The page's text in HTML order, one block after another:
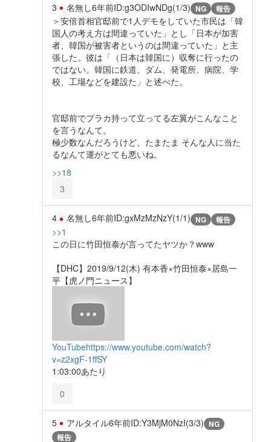
3 名無し6年前ID:g3ODIwNDg(1/3) NG 報告
＞安倍首相官邸前で1人デモをしていた市民は「韓
国人の考え方は間違っていた」とし「日本が加害
者、韓国が被害者というのは間違っていた」と主
張した。彼は「（日本は韓国に）収奪に行ったの
ではない。韓国に鉄道、ダム、発電所、病院、学
校、工場などを建設た」と述べた。
官邸前でプラカ持って立ってる左翼がこんなこと
を言うなんて。
極少数なんだろうけど、たまたま そんな人に当た
るなんて運がとても悪いね。
>>18
3
4 名無し6年前ID:gxMzMzNzY(1/1) NG 報告
>>1
この日に竹田恒泰が言ってたヤツか？www
【DHC】2019/9/12(木) 有本香×竹田恒泰×居島一
平【虎ノ門ニュース】
YouTubehttps://www.youtube.com/watch?
v=z2xgF-1ffSY
1:03:00あたり
0
5 アルタイル6年前ID:Y3MjM0NzI(3/3) NG
報告